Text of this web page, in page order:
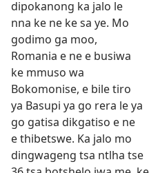
dipokanong ka jalo le
nna ke ne ke sa ye. Mo
godimo ga moo,
Romania e ne e busiwa
ke mmuso wa
Bokomonise, e bile tiro
ya Basupi ya go rera le ya
go gatisa dikgatiso e ne
e thibetswe. Ka jalo mo
dingwageng tsa ntlha tse